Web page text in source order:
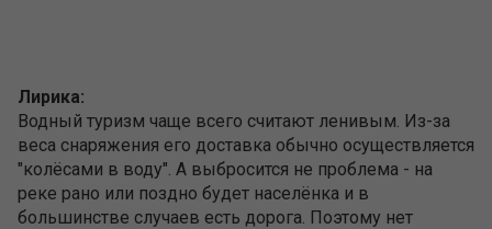
Лирика:
Водный туризм чаще всего считают ленивым. Из-за
веса снаряжения его доставка обычно осуществляется
"колёсами в воду". А выбросится не проблема - на
реке рано или поздно будет населёнка и в
большинстве случаев есть дорога. Поэтому нет